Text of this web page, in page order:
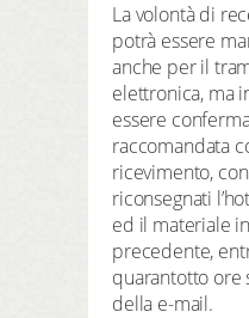
La volontà di
potrà essere
anche per il
elettronica, ma
essere
raccomandata
ricevimento,
riconsegnati
ed il materiale
precedente,
quarantotto ore
della e-mail.